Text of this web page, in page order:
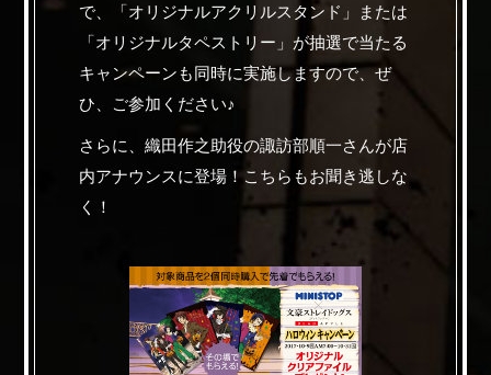
で、「オリジナルアクリルスタンド」または
「オリジナルタペストリー」が抽選で当たる
キャンペーンも同時に実施しますので、ぜ
ひ、ご参加ください♪
さらに、織田作之助役の諏訪部順一さんが店
内アナウンスに登場！こちらもお聞き逃しな
く！